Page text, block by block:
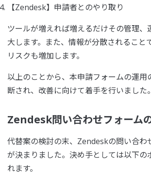
【Zendesk】申請者とのやり取り
ツールが増えれば増えるだけその管理、
大します。また、情報が分散されること
リスクも増加します。
以上のことから、本申請フォームの運用
断され、改善に向けて着手を行いました。
Zendesk問い合わせフォーム
代替案の検討の末、Zendeskの問い合わ
が決まりました。決め手としては以下の
れます。